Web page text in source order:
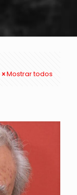
Mostrar todos